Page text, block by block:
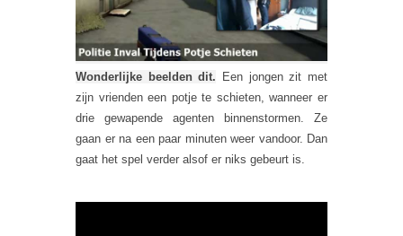
Wonderlijke beelden dit. Een jongen zit met
zijn vrienden een potje te schieten, wanneer er
drie gewapende agenten binnenstormen. Ze
gaan er na een paar minuten weer vandoor. Dan
gaat het spel verder alsof er niks gebeurt is.